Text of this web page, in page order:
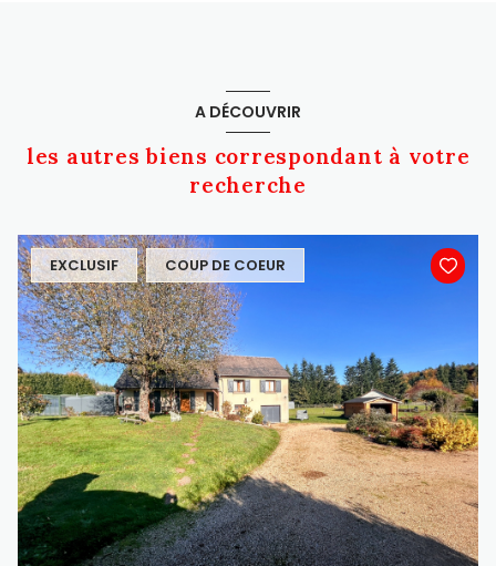
A DÉCOUVRIR
les autres biens correspondant à votre
recherche
EXCLUSIF COUP DE COEUR